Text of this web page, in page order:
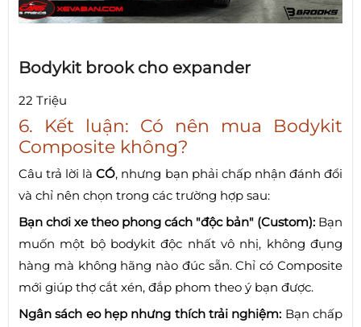
Bodykit brook cho expander
22 Triệu
6. Kết luận: Có nên mua Bodykit
Composite không?
Câu trả lời làCÓ, nhưng bạn phải chấp nhận đánh đổi
và chỉ nên chọn trong các trường hợp sau:
Bạn chơi xe theo phong cách "độc bản" (Custom): Bạn
muốn một bộ bodykit độc nhất vô nhị, không đụng
hàng mà không hãng nào đúc sẵn. Chỉ có Composite
mới giúp thợ cắt xén, đắp phom theo ý bạn được.
Ngân sách eo hẹp nhưng thích trải nghiệm: Bạn chấp